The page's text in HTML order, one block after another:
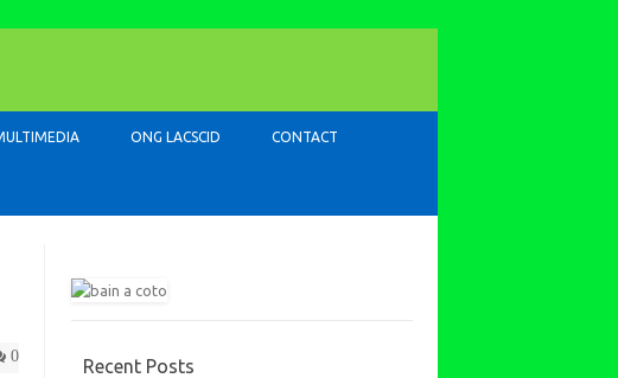
ONG LACSCID CONTACT
0 Recent Posts